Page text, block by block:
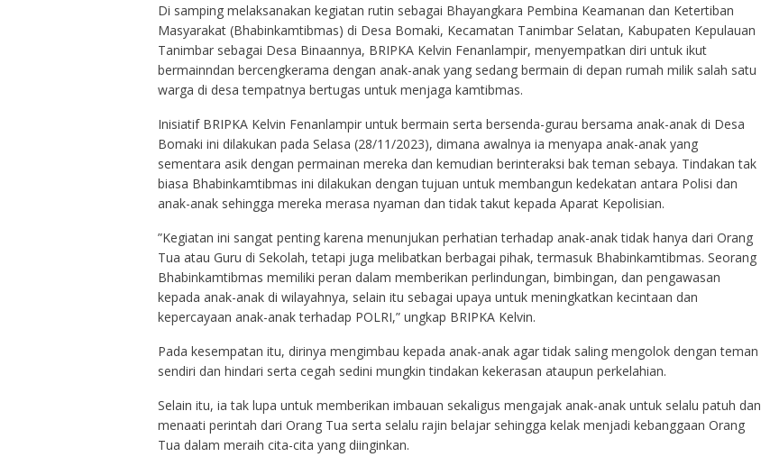
Di samping melaksanakan kegiatan rutin sebagai Bhayangkara Pembina Keamanan dan Ketertiban
Masyarakat (Bhabinkamtibmas) di Desa Bomaki, Kecamatan Tanimbar Selatan, Kabupaten Kepulauan
Tanimbar sebagai Desa Binaannya, BRIPKA Kelvin Fenanlampir, menyempatkan diri untuk ikut
bermainndan bercengkerama dengan anak-anak yang sedang bermain di depan rumah milik salah satu
warga di desa tempatnya bertugas untuk menjaga kamtibmas.
Inisiatif BRIPKA Kelvin Fenanlampir untuk bermain serta bersenda-gurau bersama anak-anak di Desa
Bomaki ini dilakukan pada Selasa (28/11/2023), dimana awalnya ia menyapa anak-anak yang
sementara asik dengan permainan mereka dan kemudian berinteraksi bak teman sebaya. Tindakan tak
biasa Bhabinkamtibmas ini dilakukan dengan tujuan untuk membangun kedekatan antara Polisi dan
anak-anak sehingga mereka merasa nyaman dan tidak takut kepada Aparat Kepolisian.
”Kegiatan ini sangat penting karena menunjukan perhatian terhadap anak-anak tidak hanya dari Orang
Tua atau Guru di Sekolah, tetapi juga melibatkan berbagai pihak, termasuk Bhabinkamtibmas. Seorang
Bhabinkamtibmas memiliki peran dalam memberikan perlindungan, bimbingan, dan pengawasan
kepada anak-anak di wilayahnya, selain itu sebagai upaya untuk meningkatkan kecintaan dan
kepercayaan anak-anak terhadap POLRI,” ungkap BRIPKA Kelvin.
Pada kesempatan itu, dirinya mengimbau kepada anak-anak agar tidak saling mengolok dengan teman
sendiri dan hindari serta cegah sedini mungkin tindakan kekerasan ataupun perkelahian.
Selain itu, ia tak lupa untuk memberikan imbauan sekaligus mengajak anak-anak untuk selalu patuh dan
menaati perintah dari Orang Tua serta selalu rajin belajar sehingga kelak menjadi kebanggaan Orang
Tua dalam meraih cita-cita yang diinginkan.